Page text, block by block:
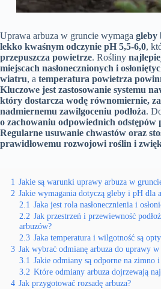
Uprawa arbuza w gruncie wymaga gleby
lekko kwaśnym odczynie pH 5,5-6,0,
przepuszcza powietrze. Rośliny
miejscach nasłonecznionych i
wiatru, a temperatura powietrza
Kluczowe jest zastosowanie systemu
który dostarcza wodę równomiernie,
nadmiernemu zawilgoceniu podłoża.
o zachowaniu odpowiednich odstępów
Regularne usuwanie chwastów oraz
prawidłowemu rozwojowi roślin i
1 Jakie są warunki uprawy arbuza w
2 Jakie wymagania dotyczą gleby i pH dla
2.1 Jaka jest rola nasłonecznienia i
2.2 Jak przestrzeń i przewiewność
arbuzów?
2.3 Jaka temperatura i wilgotność są
3 Jak wybrać odmianę arbuza do uprawy
3.1 Jakie odmiany są odporne na zimno
3.2 Które odmiany arbuza dojrzewają
4 Jak przygotować rozsadę arbuza?